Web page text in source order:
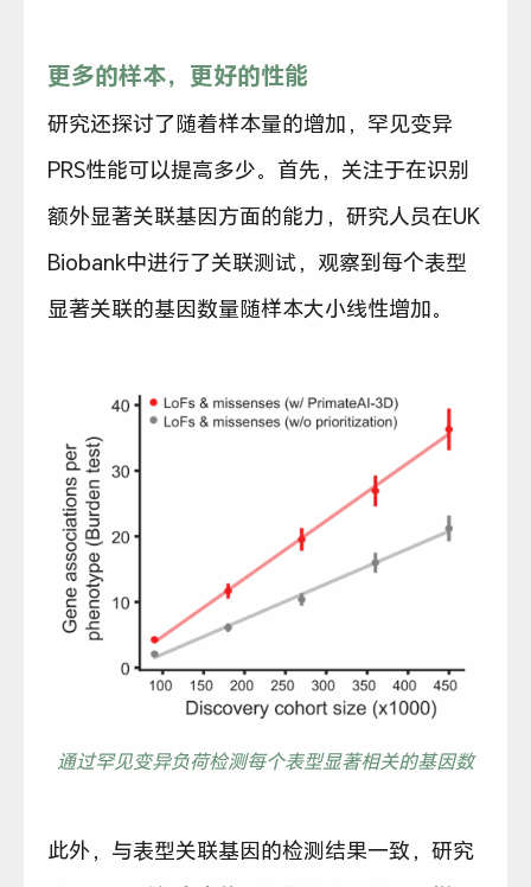
更多的样本，更好的性能
研究还探讨了随着样本量的增加，罕见变异
PRS性能可以提高多少。首先，关注于在识别
额外显著关联基因方面的能力，研究人员在UK
Biobank中进行了关联测试，观察到每个表型
显著关联的基因数量随样本大小线性增加。
通过罕见变异负荷检测每个表型显著相关的基因数
此外，与表型关联基因的检测结果一致，研究